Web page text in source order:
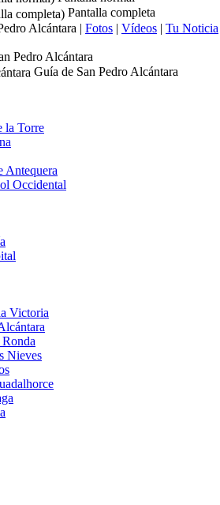
Pantalla completa
Alcántara | Fotos | Vídeos | Tu Noticia
Pedro Alcántara
Guía de San Pedro Alcántara
la Torre
Antequera
Occidental
Victoria
Ronda
Nieves